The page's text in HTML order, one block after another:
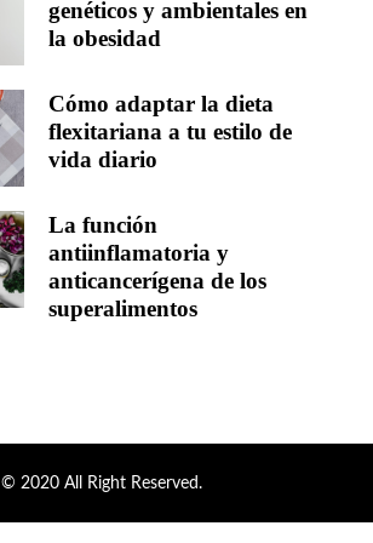
genéticos y ambientales en
la obesidad
Cómo adaptar la dieta
flexitariana a tu estilo de
vida diario
La función
antiinflamatoria y
anticancerígena de los
superalimentos
© 2020 All Right Reserved.